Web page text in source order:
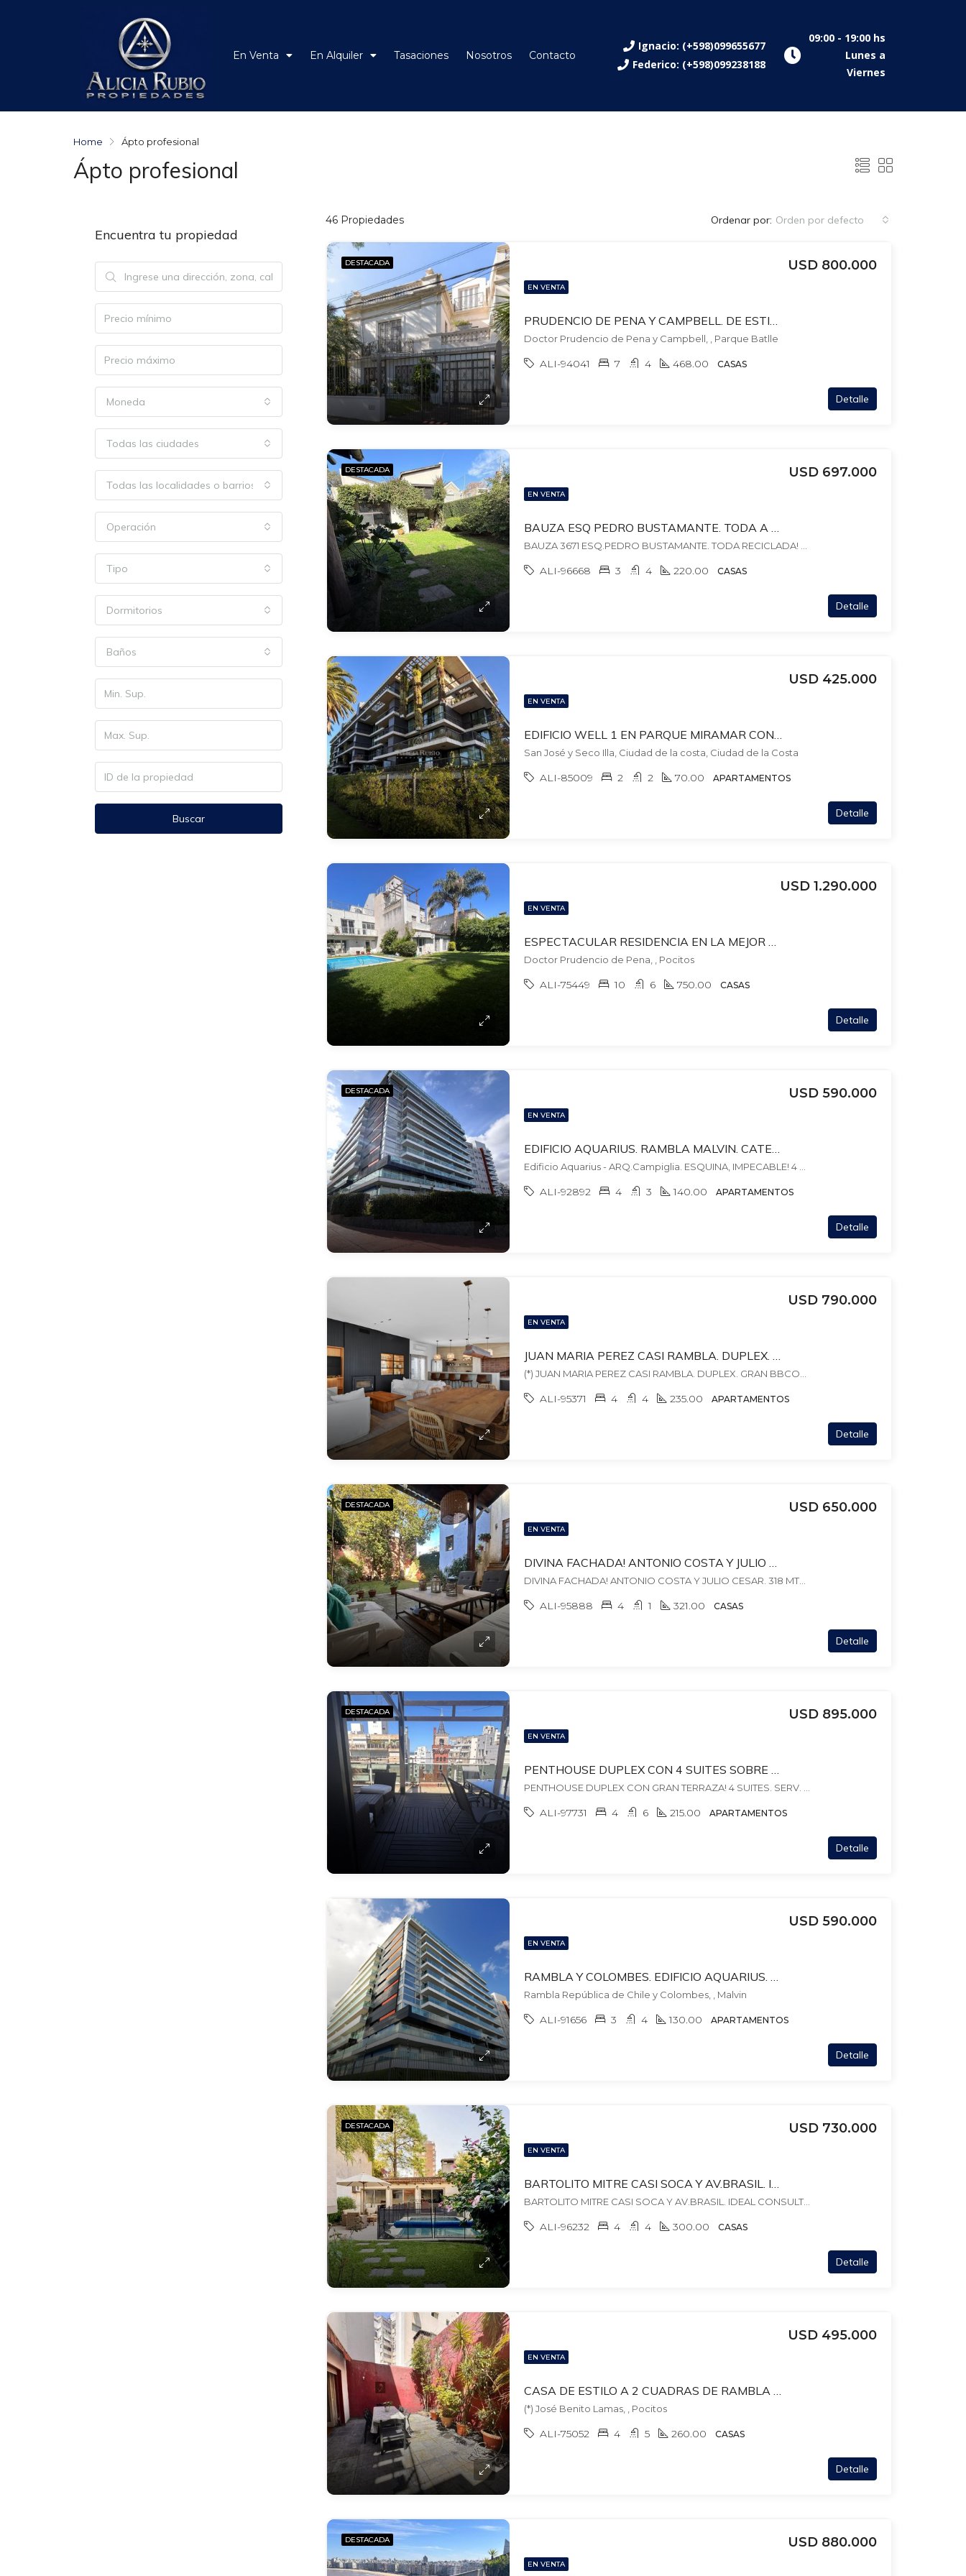
En Venta En Alquiler Tasaciones Nosotros Contacto
Ignacio: (+598)099655677
Federico: (+598)099238188
09:00 - 19:00 hs
Lunes a
Viernes
Home Ápto profesional
Ápto profesional
46 Propiedades Ordenar por: Orden por defecto
DESTACADA
EN VENTA
USD 800.000
Doctor Prudencio de Pena y Campbell, , Parque Batlle
ALI-94041 7 4 468.00 CASAS
Detalle
DESTACADA
EN VENTA
USD 697.000
ALI-96668 3 4 220.00 CASAS
Detalle
EN VENTA
USD 425.000
San José y Seco Illa, Ciudad de la costa, Ciudad de la Costa
ALI-85009 2 2 70.00 APARTAMENTOS
Detalle
EN VENTA
USD 1.290.000
Doctor Prudencio de Pena, , Pocitos
ALI-75449 10 6 750.00 CASAS
Detalle
DESTACADA
EN VENTA
USD 590.000
ALI-92892 4 3 140.00 APARTAMENTOS
Detalle
EN VENTA
USD 790.000
ALI-95371 4 4 235.00 APARTAMENTOS
Detalle
DESTACADA
EN VENTA
USD 650.000
ALI-95888 4 1 321.00 CASAS
Detalle
DESTACADA
EN VENTA
USD 895.000
ALI-97731 4 6 215.00 APARTAMENTOS
Detalle
EN VENTA
USD 590.000
Rambla República de Chile y Colombes, , Malvin
ALI-91656 3 4 130.00 APARTAMENTOS
Detalle
DESTACADA
EN VENTA
USD 730.000
ALI-96232 4 4 300.00 CASAS
Detalle
EN VENTA
USD 495.000
(*) José Benito Lamas, , Pocitos
ALI-75052 4 5 260.00 CASAS
Detalle
DESTACADA
EN VENTA
USD 880.000
Encuentra tu propiedad
Moneda
Todas las ciudades
Todas las localidades o barrios
Operación
Tipo
Dormitorios
Baños
Buscar